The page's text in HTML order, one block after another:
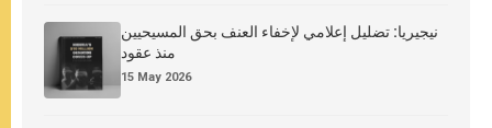
نيجيريا: تضليل إعلامي لإخفاء العنف بحق المسيحيين
منذ عقود
15 May 2026